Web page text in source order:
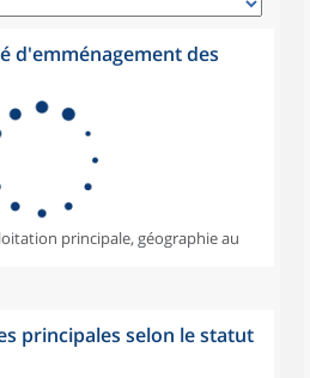
d'emménagement des
principale, géographie au
principales selon le statut